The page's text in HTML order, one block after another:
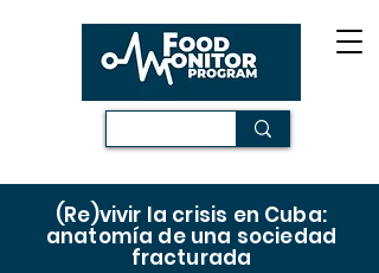
​​(Re)vivir la crisis en Cuba:
anatomía de una sociedad
fracturada